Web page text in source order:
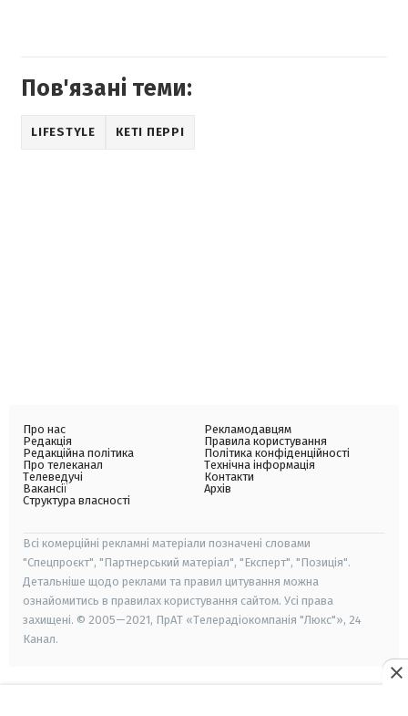
Пов'язані теми:
LIFESTYLE КЕТІ ПЕРРІ
Про нас
Редакція
Редакційна політика
Про телеканал
Телеведучі
Вакансії
Структура власності
Рекламодавцям
Правила користування
Політика конфіденційності
Технічна інформація
Контакти
Архів
Всі комерційні рекламні матеріали позначені словами
"Спецпроєкт", "Партнерський матеріал", "Експерт", "Позиція".
Детальніше щодо реклами та правил цитування можна
ознайомитись в правилах користування сайтом. Усі права
захищені. © 2005—2021, ПрАТ «Телерадіокомпанія "Люкс"», 24
Канал.